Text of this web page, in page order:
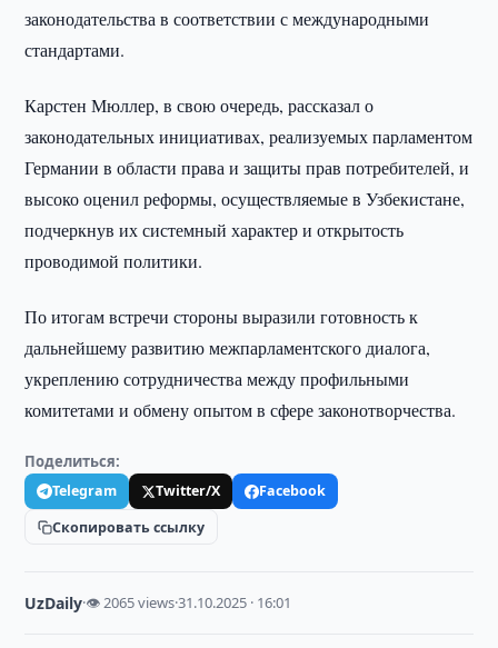
законодательства в соответствии с международными
стандартами.
Карстен Мюллер, в свою очередь, рассказал о
законодательных инициативах, реализуемых парламентом
Германии в области права и защиты прав потребителей, и
высоко оценил реформы, осуществляемые в Узбекистане,
подчеркнув их системный характер и открытость
проводимой политики.
По итогам встречи стороны выразили готовность к
дальнейшему развитию межпарламентского диалога,
укреплению сотрудничества между профильными
комитетами и обмену опытом в сфере законотворчества.
Поделиться:
Telegram Twitter/X
Facebook
Скопировать ссылку
UzDaily·👁 2065 views·31.10.2025 · 16:01